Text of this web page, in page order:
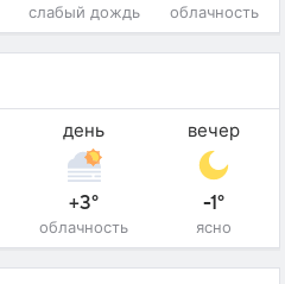
слабый дождь облачность
день
+3°
облачность
вечер
-1°
ясно